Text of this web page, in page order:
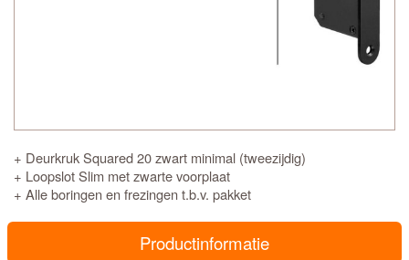
+ Deurkruk Squared 20 zwart minimal (tweezijdig)
+ Loopslot Slim met zwarte voorplaat
+ Alle boringen en frezingen t.b.v. pakket
Productinformatie